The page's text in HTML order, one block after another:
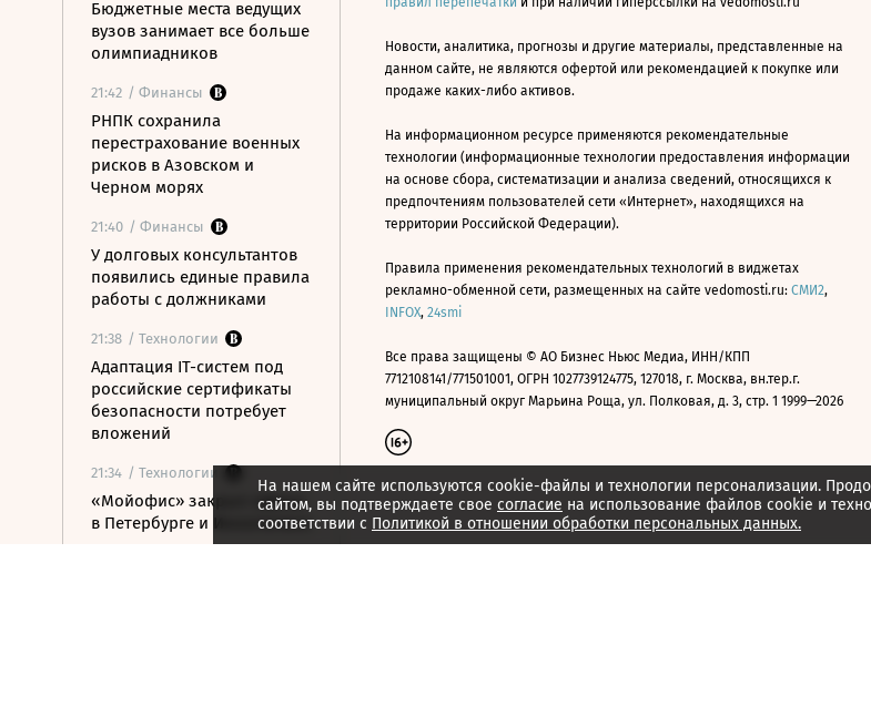
Бюджетные места ведущих
вузов занимает все больше
олимпиадников
21:42 / Финансы
РНПК сохранила
перестрахование военных
рисков в Азовском и
Черном морях
21:40 / Финансы
У долговых консультантов
появились единые правила
работы с должниками
21:38 / Технологии
Адаптация IT-систем под
российские сертификаты
безопасности потребует
вложений
21:34 / Технологии
«Мойофис» закрыл офисы
в Петербурге и Иннополисе
На нашем сайте используются cookie-файлы и технологии персонализации.
сайтом, вы подтверждаете свое согласие на использование файлов cookie и
соответствии с Политикой в отношении обработки персональных данных.
Новости, аналитика, прогнозы и другие материалы, представленные на
данном сайте, не являются офертой или рекомендацией к покупке или
продаже каких-либо активов.
На информационном ресурсе применяются рекомендательные
технологии (информационные технологии предоставления информации
на основе сбора, систематизации и анализа сведений, относящихся к
предпочтениям пользователей сети «Интернет», находящихся на
территории Российской Федерации).
Правила применения рекомендательных технологий в виджетах
рекламно-обменной сети, размещенных на сайте vedomosti.ru: СМИ2,
INFOX, 24smi
Все права защищены © АО Бизнес Ньюс Медиа, ИНН/КПП
7712108141/771501001, ОГРН 1027739124775, 127018, г. Москва, вн.тер.г.
муниципальный округ Марьина Роща, ул. Полковая, д. 3, стр. 1 1999—2026